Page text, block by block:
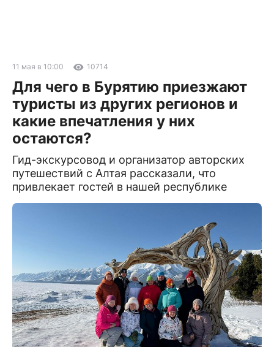
11 мая в 10:00 10714
Для чего в Бурятию приезжают
туристы из других регионов и
какие впечатления у них
остаются?
Гид-экскурсовод и организатор авторских
путешествий с Алтая рассказали, что
привлекает гостей в нашей республике